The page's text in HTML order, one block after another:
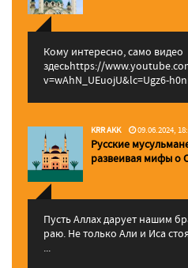
Кому интересно, само видео
здесьhttps://
v=wAhN_UEuojU&lc=Ugz6-
KRR AKK 09.06.2024,
Русские
pазвеивая мифы о
Пусть Аллах дарует нашим
раю. Не только Али и Иса
...